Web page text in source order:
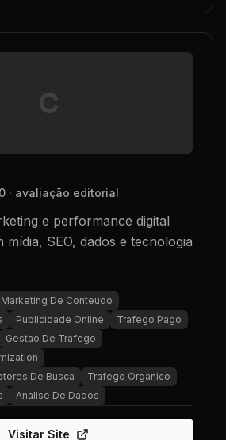
C
· avaliação editorial
e performance digital
mídia, SEO, dados e tecnologia
Marketing De Conteudo
Publicidade Online
Trafego Pago
Gestao De Trafego
De Busca
Trafego Organico
Analise De Dados
Visitar Site